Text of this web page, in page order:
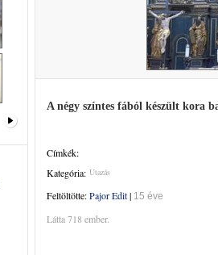
A négy színtes fából készült kora
Címkék:
Kategória: Utazás
Feltöltötte:Pajor Edit| 15 éve
Látta 718 ember.